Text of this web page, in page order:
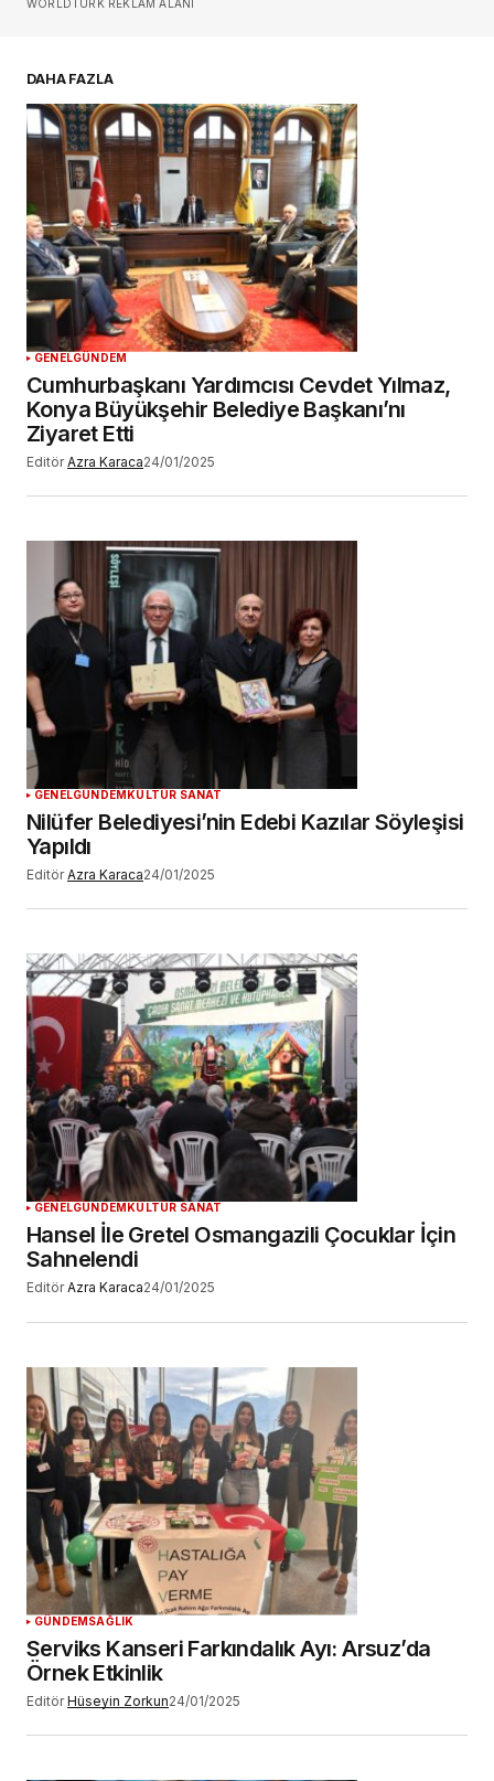
Daha sonraki yorumlarımda kullanılması için
adım, e-posta adresim ve site adresim bu
tarayıcıya kaydedilsin.
YORUM GÖNDER
WORLDTURK REKLAM ALANI
DAHA FAZLA
GENELGÜNDEM
Cumhurbaşkanı Yardımcısı Cevdet Yılmaz,
Konya Büyükşehir Belediye Başkanı’nı
Ziyaret Etti
Editör Azra Karaca24/01/2025
GENELGÜNDEMKÜLTÜR SANAT
Nilüfer Belediyesi’nin Edebi Kazılar Söyleşisi
Yapıldı
Editör Azra Karaca24/01/2025
GENELGÜNDEM KÜLTÜR SANAT
Hansel İle Gretel Osmangazili Çocuklar İçin
Sahnelendi
Editör Azra Karaca24/01/2025
GÜNDEMSAĞLIK
Serviks Kanseri Farkındalık Ayı: Arsuz’da
Örnek Etkinlik
Editör Hüseyin Zorkun24/01/2025